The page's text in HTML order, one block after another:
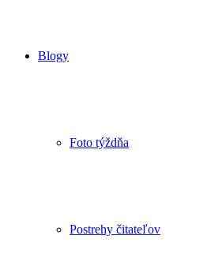
Blogy
Foto týždňa
Postrehy čitateľov